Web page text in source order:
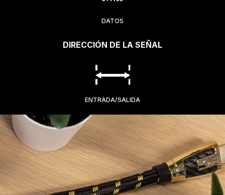
DATOS
DIRECCIÓN DE LA SEÑAL
ENTRADA/SALIDA